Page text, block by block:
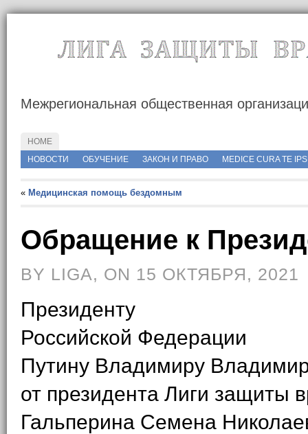
Межрегиональная общественная
HOME
http://rusmedserver.com/wp-content/uploads/2015/05/росмедсервер.jpg
НОВОСТИ ОБУЧЕНИЕ ЗАКОН И ПРАВО MEDICE CURA TE
« Медицинская помощь бездомным
Обращение к
BY LIGA, ON 15 ОКТЯБРЯ, 2021
Президенту
Российской Федерации
Путину Владимиру
от президента Лиги защиты
Гальперина Семена